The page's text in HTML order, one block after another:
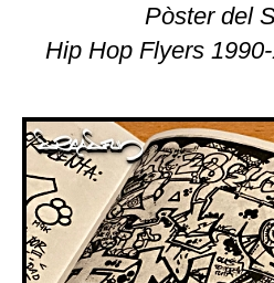
Pòster del
Hip Hop Flyers